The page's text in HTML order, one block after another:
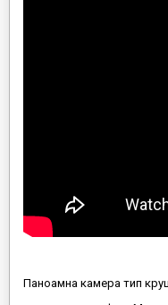
Паноамна камера тип